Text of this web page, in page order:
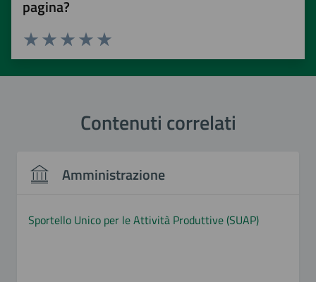
pagina?
Valuta 5 stelle su 5
Valuta 4 stelle su 5
Valuta 3 stelle su 5
Valuta 2 stelle su 5
Valuta 1 stelle su 5
Contenuti correlati
Amministrazione
Sportello Unico per le Attività Produttive (SUAP)